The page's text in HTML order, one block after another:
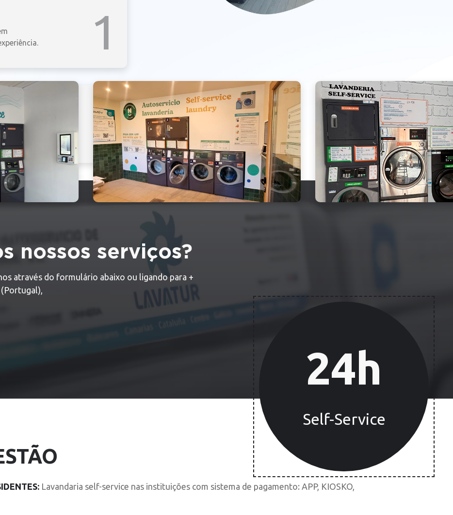
1
2
24h
Self-Service
nossos serviços?
através do formulário abaixo ou ligando para +
(Portugal),
Lavandaria self-service nas instituições com sistema de pagamento: APP, KIOSKO,